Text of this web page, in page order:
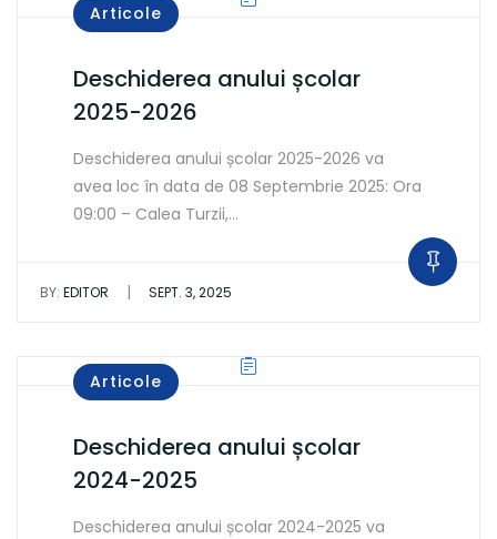
Articole
Deschiderea anului școlar
2025-2026
Deschiderea anului școlar 2025-2026 va
avea loc în data de 08 Septembrie 2025: Ora
09:00 – Calea Turzii,…
BY: EDITOR | SEPT. 3, 2025
Articole
Deschiderea anului școlar
2024-2025
Deschiderea anului școlar 2024-2025 va